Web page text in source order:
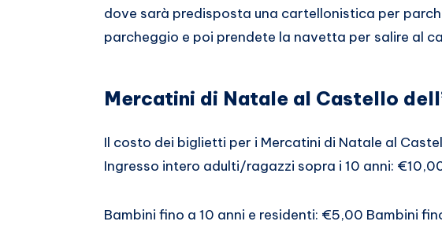
dove sarà predisposta una cartellonistica per
parcheggio e poi prendete la navetta per salire al
Mercatini di Natale al Castello
Il costo dei biglietti per i Mercatini di Natale al
Ingresso intero adulti/ragazzi sopra i 10 anni:
Bambini fino a 10 anni e residenti: €5,00 Bambini